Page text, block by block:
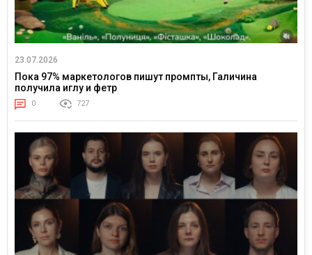
23.07.2026
Пока 97% маркетологов пишут промпты, Галичина
получила иглу и фетр
0 727